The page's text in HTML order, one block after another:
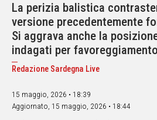
GALLURA
OGLIASTRA
MEDIO
CAMPIDANO
NOTIZIE
POLITICA
La perizia balistica
versione precedentemente
Si aggrava anche la
indagati per favoreggiamento
Redazione Sardegna Live
15 maggio, 2026 • 18:39
Aggiornato, 15 maggio, 2026 • 18:44